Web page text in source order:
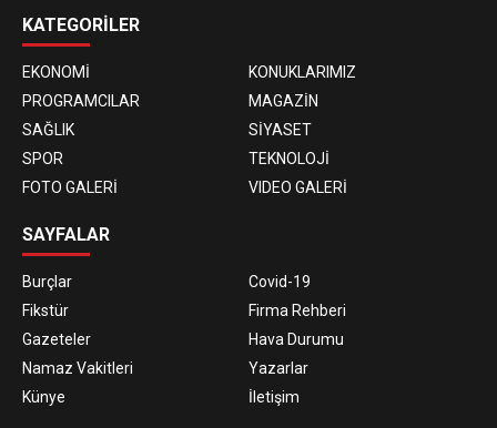
KATEGORİLER
EKONOMİ
KONUKLARIMIZ
PROGRAMCILAR
MAGAZİN
SAĞLIK
SİYASET
SPOR
TEKNOLOJİ
FOTO GALERİ
VIDEO GALERİ
SAYFALAR
Burçlar
Covid-19
Fikstür
Firma Rehberi
Gazeteler
Hava Durumu
Namaz Vakitleri
Yazarlar
Künye
İletişim